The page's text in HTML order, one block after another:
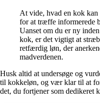
At vide, hvad en kok kan
for at træffe informerede
Uanset om du er ny
kok, er det vigtigt at
retfærdig løn, der
madverdenen.
Husk altid at undersøge og
til kokkeløn, og vær klar til at
det, du fortjener som dedikeret